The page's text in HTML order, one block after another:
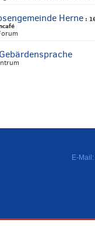
Herne :
E-Mail: